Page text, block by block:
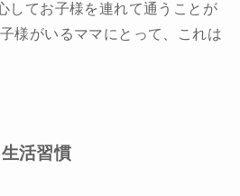
してお子様を連れて通うことが
様がいるママにとって、これは
活習慣